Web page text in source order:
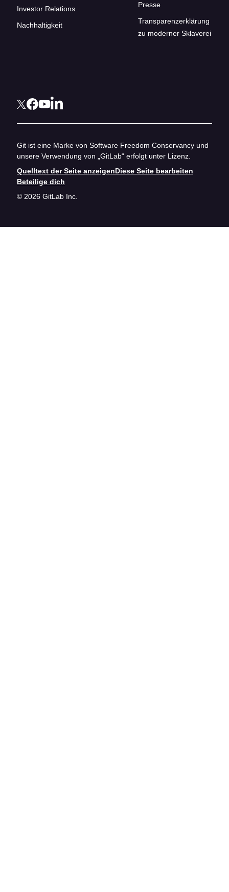
Investor Relations
Nachhaltigkeit
Presse
Transparenzerklärung
zu moderner Sklaverei
Git ist eine Marke von Software Freedom Conservancy und
unsere Verwendung von „GitLab“ erfolgt unter Lizenz.
Quelltext der Seite anzeigenDiese Seite bearbeiten
Beteilige dich
© 2026 GitLab Inc.